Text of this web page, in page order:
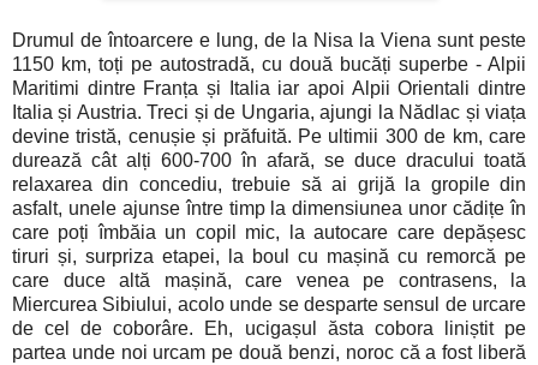
Drumul de întoarcere e lung, de la Nisa la Viena sunt peste
1150 km, toți pe autostradă, cu două bucăți superbe - Alpii
Maritimi dintre Franța și Italia iar apoi Alpii Orientali dintre
Italia și Austria. Treci și de Ungaria, ajungi la Nădlac și viața
devine tristă, cenușie și prăfuită. Pe ultimii 300 de km, care
durează cât alți 600-700 în afară, se duce dracului toată
relaxarea din concediu, trebuie să ai grijă la gropile din
asfalt, unele ajunse între timp la dimensiunea unor cădițe în
care poți îmbăia un copil mic, la autocare care depășesc
tiruri și, surpriza etapei, la boul cu mașină cu remorcă pe
care duce altă mașină, care venea pe contrasens, la
Miercurea Sibiului, acolo unde se desparte sensul de urcare
de cel de coborâre. Eh, ucigașul ăsta cobora liniștit pe
partea unde noi urcam pe două benzi, noroc că a fost liberă